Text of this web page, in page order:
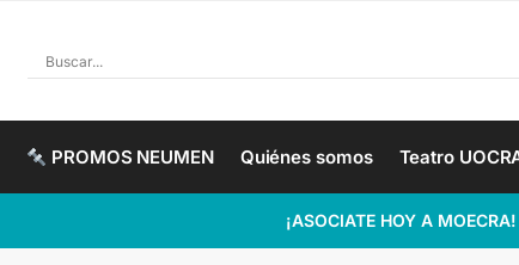
PROMOS NEUMEN Quiénes somos Teatro
¡ASOCIATE HOY A MOECRA!